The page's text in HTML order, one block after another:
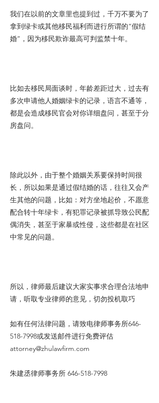
我们在以前的文章里也提到过，千万不要为了
拿到绿卡或其他移民福利而进行所谓的“假结
婚”，因为移民欺诈最高可判监禁十年。
比如去移民局面谈时，年龄差距过大，过去有
多次申请他人婚姻绿卡的记录，语言不通等，
都是会造成移民官会对你详细盘问，甚至于分
房盘问。
除此以外，由于整个婚姻关系要保持时间很
长，所以如果是通过假结婚的话，往往又会产
生其他的问题，比如：对方坐地起价，不愿意
配合转十年绿卡，有犯罪记录被抓导致公民配
偶消失，甚至于家暴或性侵，这些都是在社区
中常见的问题。
所以，律师最后建议大家实事求合理合法地申
请，听取专业律师的意见，切勿投机取巧
如有任何法律问题，请致电律师事务所646-
518-7998或发送邮件进行免费评估
attorney@zhulawfirm.com
朱建丞律师事务所 646-518-7998